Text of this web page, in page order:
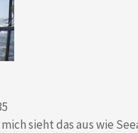
sieht das aus wie